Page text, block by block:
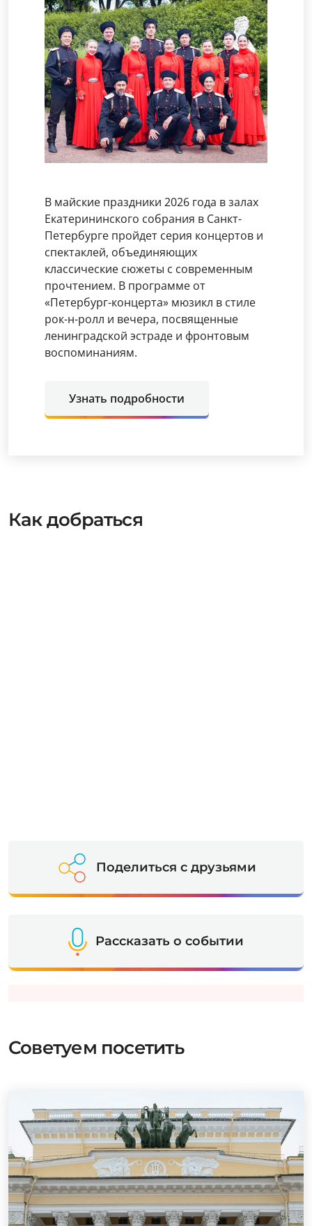
В майские праздники 2026 года в залах
Екатерининского собрания в Санкт-
Петербурге пройдет серия концертов и
спектаклей, объединяющих
классические сюжеты с современным
прочтением. В программе от
«Петербург-концерта» мюзикл в стиле
рок-н-ролл и вечера, посвященные
ленинградской эстраде и фронтовым
воспоминаниям.
Узнать подробности
Как добраться
Поделиться с друзьями
Рассказать о событии
Советуем посетить